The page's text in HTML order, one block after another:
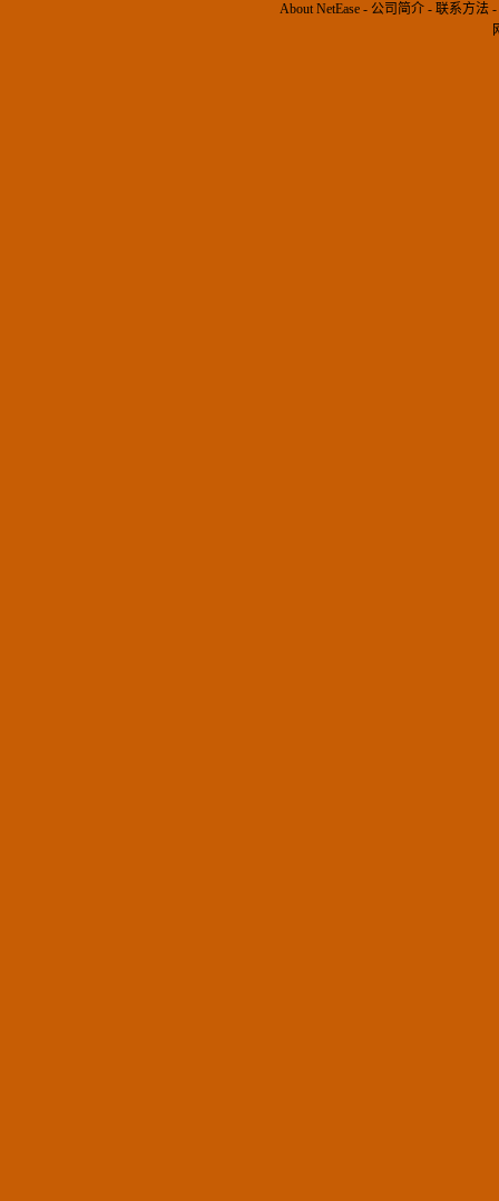
About NetEase - 公司简介 - 联系方法 -